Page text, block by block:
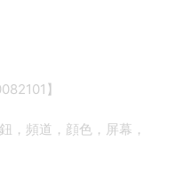
】
，頻道，顔色，屏幕，